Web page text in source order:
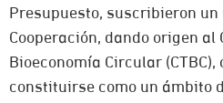
Presupuesto, suscribieron un
Cooperación, dando origen al
Bioeconomía Circular (CTBC),
constituirse como un ámbito